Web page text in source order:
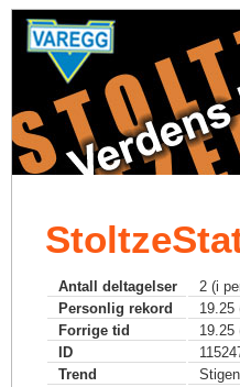
Antall deltagelser
2 (i
Personlig rekord
19.25
Forrige tid
19.25
ID
Trend